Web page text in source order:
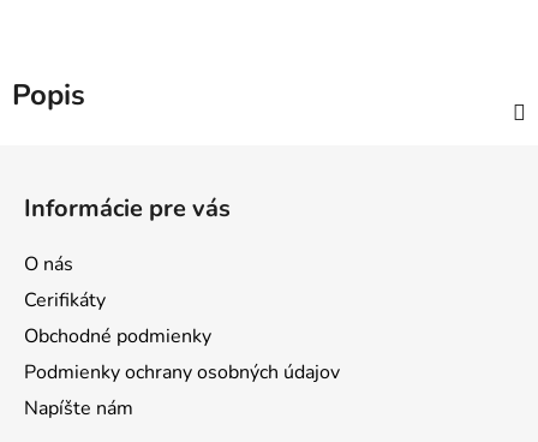
Popis
Informácie pre vás
O nás
Cerifikáty
Obchodné podmienky
Podmienky ochrany osobných údajov
Napíšte nám